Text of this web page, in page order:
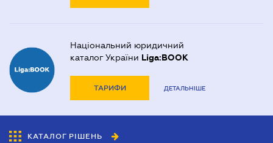
Національний юридичний
каталог України Liga:BOOK
ТАРИФИ ДЕТАЛЬНІШЕ
КАТАЛОГ РІШЕНЬ